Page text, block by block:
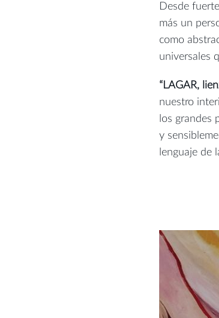
Desde
más un
como
universales
“LAGAR,
nuestro
los grandes
y
lenguaje de